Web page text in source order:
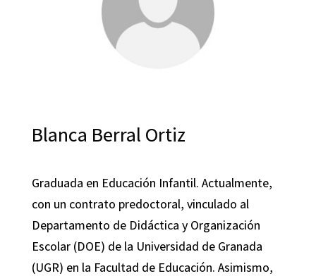
Blanca Berral Ortiz
Graduada en Educación Infantil. Actualmente,
con un contrato predoctoral, vinculado al
Departamento de Didáctica y Organización
Escolar (DOE) de la Universidad de Granada
(UGR) en la Facultad de Educación. Asimismo,